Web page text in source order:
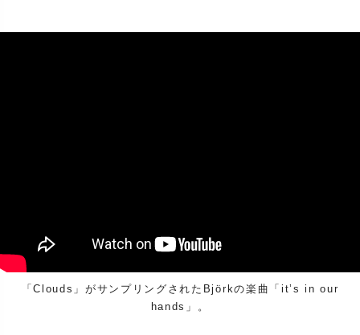
「Clouds」がサンプリングされたBjörkの楽曲「it’s in our
hands」。